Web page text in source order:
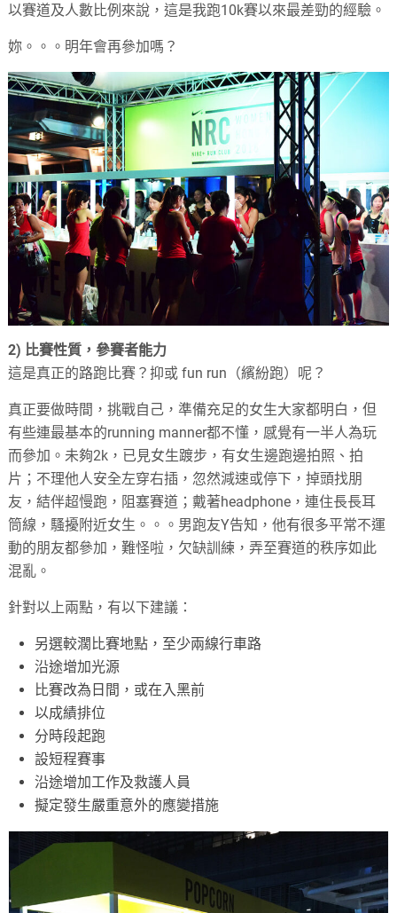
以賽道及人數比例來說，這是我跑10k賽以來最差勁的經驗。
妳。。。明年會再參加嗎？
2) 比賽性質，參賽者能力
這是真正的路跑比賽？抑或 fun run （繽紛跑）呢？
真正要做時間，挑戰自己，準備充足的女生大家都明白，但
有些連最基本的running manner都不懂，感覺有一半人為玩
而參加。未夠2k ，已見女生踱步，有女生邊跑邊拍照、拍
片；不理他人安全左穿右插，忽然減速或停下，掉頭找朋
友，結伴超慢跑，阻塞賽道；戴著headphone ，連住長長耳
筒線，騷擾附近女生。。。男跑友Y告知，他有很多平常不運
動的朋友都參加，難怪啦，欠缺訓練，弄至賽道的秩序如此
混亂。
針對以上兩點，有以下建議：
另選較濶比賽地點，至少兩線行車路
沿途增加光源
比賽改為日間，或在入黑前
以成績排位
分時段起跑
設短程賽事
沿途增加工作及救護人員
擬定發生嚴重意外的應變措施